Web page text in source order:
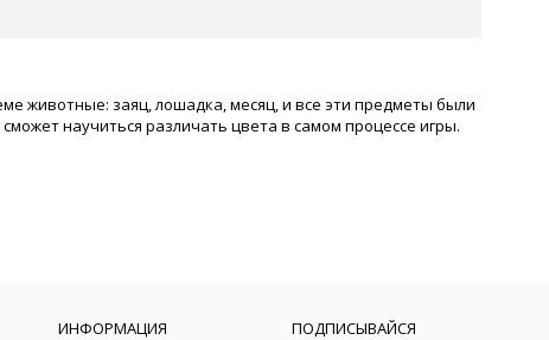
животные: заяц, лошадка, месяц, и все эти предметы были
научиться различать цвета в самом процессе игры.
ИНФОРМАЦИЯ
ПОДПИСЫВАЙСЯ